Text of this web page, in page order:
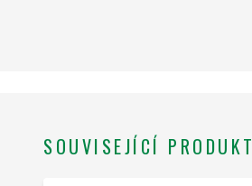
SOUVISEJÍCÍ PRODUKT